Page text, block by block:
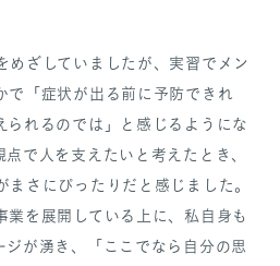
めざしていましたが、実習でメン
で「症状が出る前に予防できれ
られるのでは」と感じるようにな
で人を支えたいと考えたとき、
まさにぴったりだと感じました。
業を展開している上に、私自身も
ジが湧き、「ここでなら自分の思